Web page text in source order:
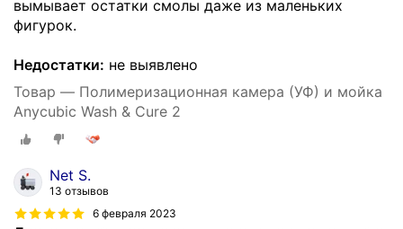
вымывает остатки смолы даже из маленьких
фигурок.
Недостатки: не выявлено
Товар — Полимеризационная камера (УФ) и мойка
Anycubic Wash & Cure 2
Net S.
13 отзывов
6 февраля 2023